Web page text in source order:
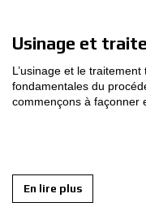
Usinage et
L’usinage et le
fondamentales du
commençons à façonner
En lire plus